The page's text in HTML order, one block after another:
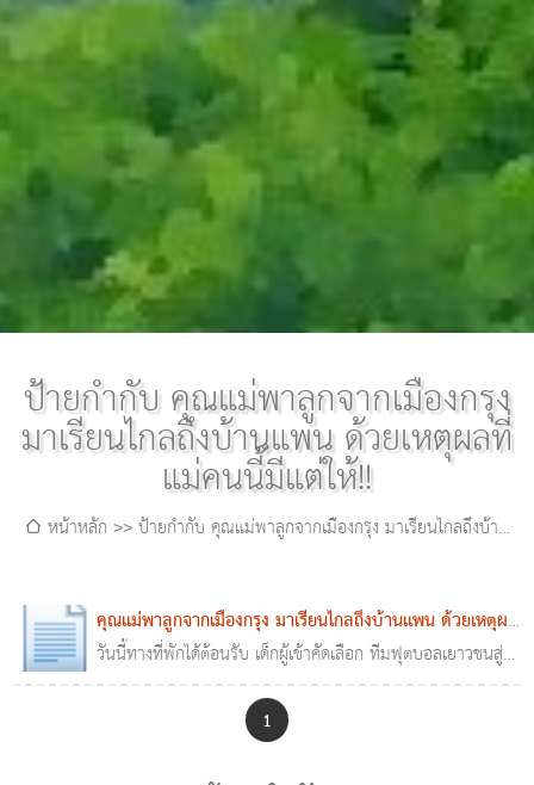
ป้ายกำกับ คุณแม่พาลูกจากเมืองกรุง
มาเรียนไกลถึงบ้านแพน ด้วยเหตุผลที่
แม่คนนี้มีแต่ให้!!
หน้าหลัก
ป้ายกำกับ คุณแม่พาลูกจากเมืองกรุง มาเรียนไกลถึงบ้าน
คุณแม่พาลูกจากเมืองกรุง มาเรียนไกลถึงบ้านแพน ด้วยเหตุผล
ที่แม่คนนี้มีแต่ให้!!
14 พ.ย. 2561 0 2,129
วันนี้ทางที่พักได้ต้อนรับ เด็กผู้เข้าคัดเลือก ทีมฟุตบอลเยาวชนสู่
เพื่อฝัน รร สาคลี บ้านแพน ทั่วทุกสารทิศ ส่งลูกเข้ามาร่วม
1